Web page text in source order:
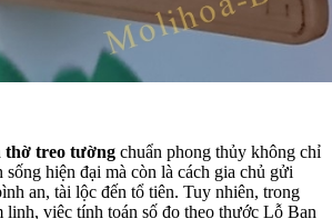
thờ treo tường chuẩn phong thủy không chỉ
hiện đại mà còn là cách gia chủ gửi
an, tài lộc đến tổ tiên. Tuy nhiên, trong
linh, việc tính toán số đo theo thước Lỗ Ban